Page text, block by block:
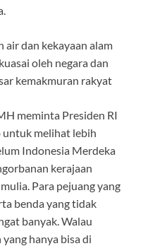
air dan kekayaan alam
oleh negara dan
kemakmuran rakyat
meminta Presiden RI
untuk melihat lebih
Indonesia Merdeka
kerajaan
Para pejuang yang
benda yang tidak
banyak. Walau
hanya bisa di